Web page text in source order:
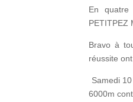
En quatre
PETITPEZ
Bravo à
réussite
Samedi
6000m